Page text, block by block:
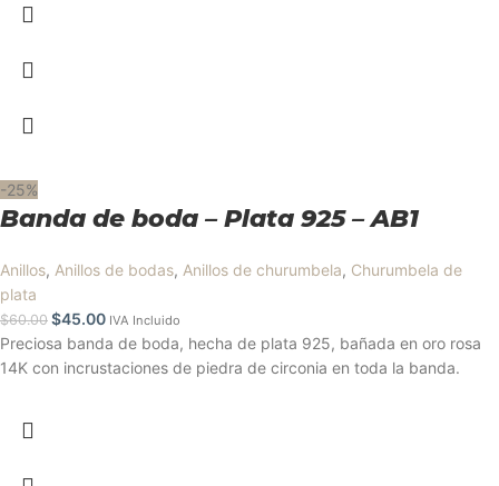
-25%
Banda de boda – Plata 925 – AB1
Anillos, Anillos de bodas, Anillos de churumbela, Churumbela de
plata
$60.00 $45.00 IVA Incluido
Preciosa banda de boda, hecha de plata 925, bañada en oro rosa
14K con incrustaciones de piedra de circonia en toda la banda.